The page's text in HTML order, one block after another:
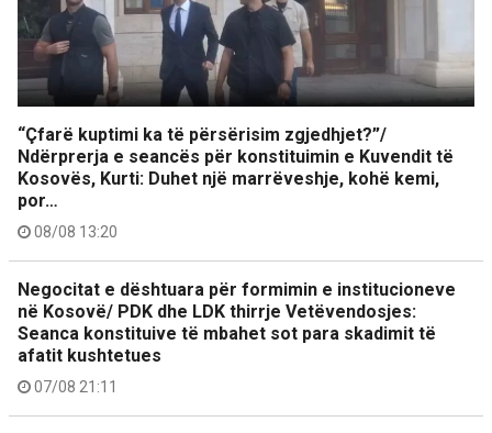
“Çfarë kuptimi ka të përsërisim zgjedhjet?”/
Ndërprerja e seancës për konstituimin e Kuvendit të
Kosovës, Kurti: Duhet një marrëveshje, kohë kemi,
por…
08/08 13:20
Negocitat e dështuara për formimin e institucioneve
në Kosovë/ PDK dhe LDK thirrje Vetëvendosjes:
Seanca konstituive të mbahet sot para skadimit të
afatit kushtetues
07/08 21:11